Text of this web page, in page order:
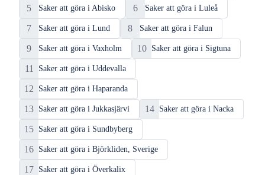
Sverige
5 Saker att göra i Abisko 6 Saker att göra i Luleå
7 Saker att göra i Lund 8 Saker att göra i Falun
9 Saker att göra i Vaxholm 10 Saker att göra i Sigtuna
11 Saker att göra i Uddevalla
12 Saker att göra i Haparanda
13 Saker att göra i Jukkasjärvi 14 Saker att göra i Nacka
15 Saker att göra i Sundbyberg
16 Saker att göra i Björkliden, Sverige
17 Saker att göra i Överkalix